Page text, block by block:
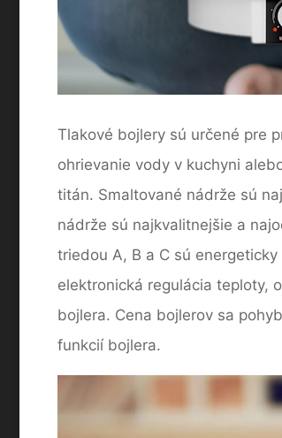
Tlakové bojlery sú určené pre
ohrievanie vody v kuchyni
titán. Smaltované nádrže sú
nádrže sú najkvalitnejšie a
triedou A, B a C sú
elektronická regulácia teploty,
bojlera. Cena bojlerov sa
funkcií bojlera.